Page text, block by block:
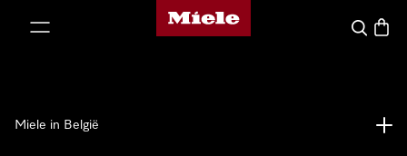
Miele homepage
Wat zoek
Miele in België